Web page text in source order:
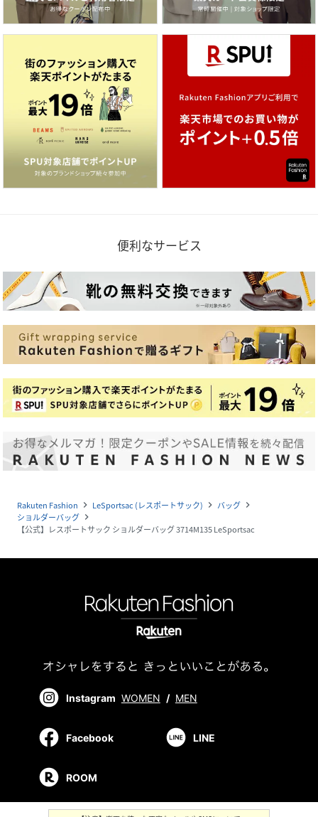
便利なサービス
Rakuten Fashion navigate_next LeSportsac (レスポートサック) navigate_next バッグ navigate_next
ショルダーバッグ navigate_next
【公式】レスポートサック ショルダーバッグ 3714M135 LeSportsac
Instagram WOMEN / MEN
Facebook LINE
ROOM